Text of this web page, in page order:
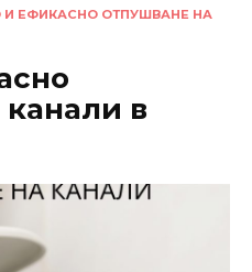
И ЕФИКАСНО ОТПУШВАНЕ НА
в